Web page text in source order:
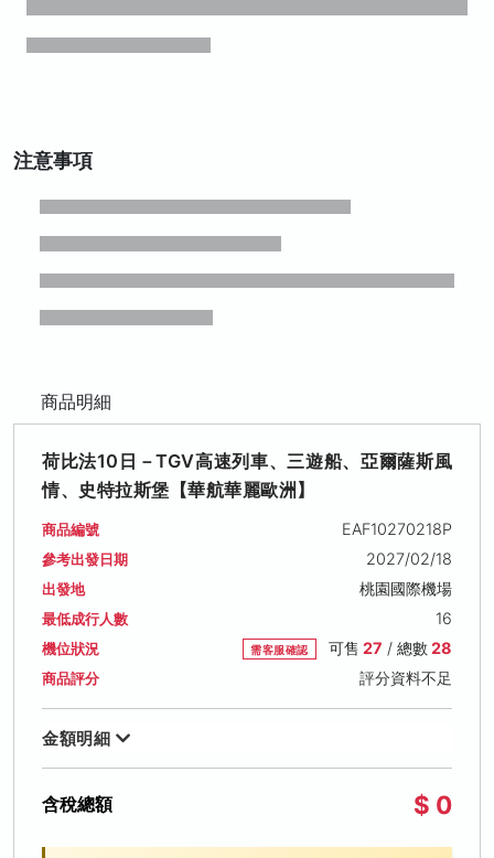
注意事項
商品明細
荷比法10日－TGV高速列車、三遊船、亞爾薩斯風
情、史特拉斯堡【華航華麗歐洲】
商品編號 EAF10270218P
參考出發日期 2027/02/18
出發地 桃園國際機場
最低成行人數 16
機位狀況 需客服確認 可售 27 / 總數28
商品評分 評分資料不足
金額明細
含稅總額 $ 0